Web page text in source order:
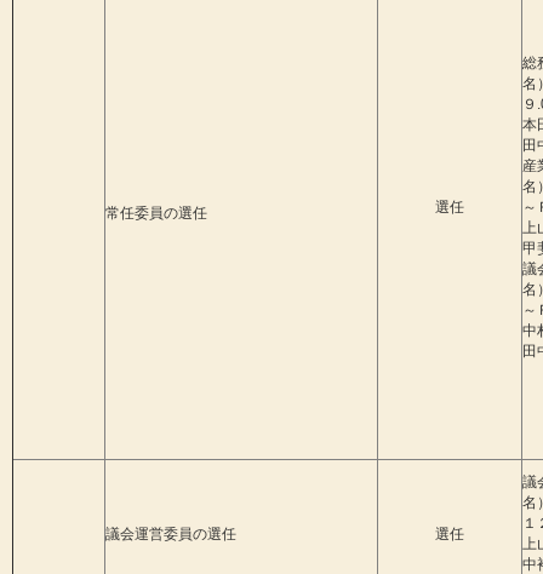
常任委員の選任 選任
総
９
本
田
産
～
上
甲
議
～
中
田
議会運営委員の選任 選任
議
１
上
中